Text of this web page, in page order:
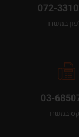
072-
במשרד
03-
במשרד